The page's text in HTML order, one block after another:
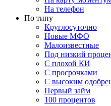
На телефон
По типу
Круглосуточно
Новые МФО
Малоизвестные
Под низкий
С плохой КИ
С просрочками
С высоким
Первый займ
100 процентов